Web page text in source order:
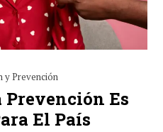
y Prevención
Prevención Es
El País